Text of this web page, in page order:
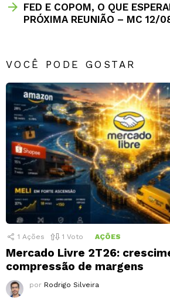
FED E COPOM, O QUE
PRÓXIMA REUNIÃO – MC 12/
VOCÊ PODE GOSTAR
1 Ações 1 Voto AÇÕES
Mercado Livre 2T26:
compressão de margens
por Rodrigo Silveira